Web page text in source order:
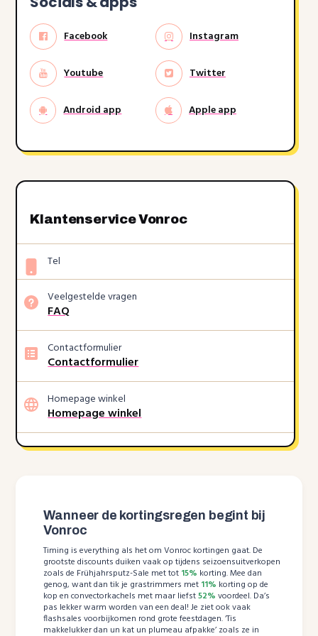
Facebook Instagram
Youtube Twitter
Android app Apple app
Klantenservice Vonroc
Tel
Veelgestelde vragen
FAQ
Contactformulier
Contactformulier
Homepage winkel
Homepage winkel
Wanneer de kortingsregen begint bij
Vonroc
Timing is everything als het om Vonroc kortingen gaat. De
grootste discounts duiken vaak op tijdens seizoensuitverkopen
zoals de Frühjahrsputz-Sale met tot 15% korting. Mee dan
genog, want dan tik je grastrimmers met 11% korting op de
kop en convectorkachels met maar liefst52% voordeel. Da’s
pas lekker warm worden van een deal! Je ziet ook vaak
flashsales voorbijkomen rond grote feestdagen. ‘Tis
makkelukker dan un kat un plumeau afpakke’ zoals ze in